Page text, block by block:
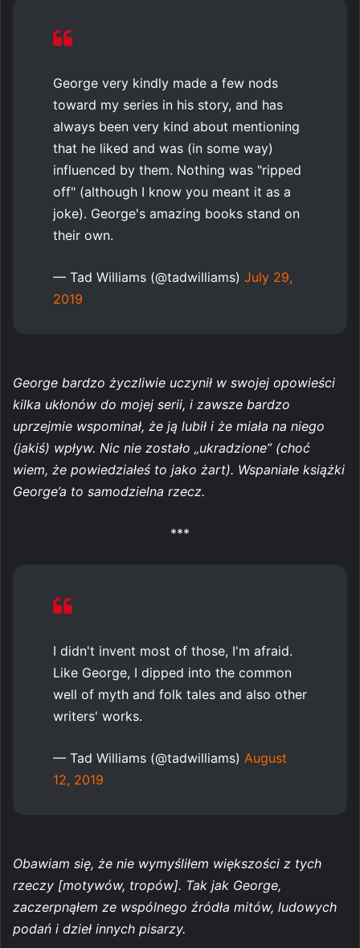
George very kindly made a few nods
toward my series in his story, and has
always been very kind about mentioning
that he liked and was (in some way)
influenced by them. Nothing was "ripped
off" (although I know you meant it as a
joke). George's amazing books stand on
their own.
— Tad Williams (@tadwilliams) July 29,
2019
George bardzo życzliwie uczynił w swojej opowieści
kilka ukłonów do mojej serii, i zawsze bardzo
uprzejmie wspominał, że ją lubił i że miała na niego
(jakiś) wpływ. Nic nie zostało „ukradzione” (choć
wiem, że powiedziałeś to jako żart). Wspaniałe książki
George’a to samodzielna rzecz.
***
I didn't invent most of those, I'm afraid.
Like George, I dipped into the common
well of myth and folk tales and also other
writers' works.
— Tad Williams (@tadwilliams) August
12, 2019
Obawiam się, że nie wymyśliłem większości z tych
rzeczy [motywów, tropów]. Tak jak George,
zaczerpnąłem ze wspólnego źródła mitów, ludowych
podań i dzieł innych pisarzy.